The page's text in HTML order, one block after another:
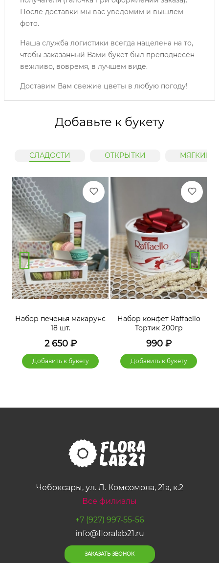
После доставки мы вас уведомим и вышлем
фото.
Наша служба логистики всегда нацелена на то,
чтобы заказанный Вами букет был преподнесён
вежливо, вовремя, в лучшем виде.
Доставим Вам свежие цветы в любую погоду!
Добавьте к букету
СЛАДОСТИ ОТКРЫТКИ МЯГКИЕ
Набор печенья макарунс
18 шт.
2 650₽
Добавить к букету
Набор конфет Raffaello
Тортик 200гр
990₽
Добавить к букету
Чебоксары, ул. Л. Комсомола, 21а, к.2
Все филиалы
+7 (927) 997-55-56
info@floralab21.ru
ЗАКАЗАТЬ ЗВОНОК